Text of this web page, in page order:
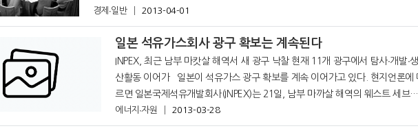
호 코트라 사장은 &ldquo
경제∙일반 2013-04-01
일본 석유가스회사 광구 확보는 계속된다
INPEX, 최근 남부 마캇살 해역서 새 광구 낙찰 현재 11개 광구에서 탐사∙개발∙생
산활동 이어가 일본이 석유가스 광구 확보를 계속 이어가고 있다. 현지언론에 따
르면 일본국제석유개발회사(INPEX)는 21일, 남부 마까살 해역의 웨스트 세브크
에너지∙자원 2013-03-28